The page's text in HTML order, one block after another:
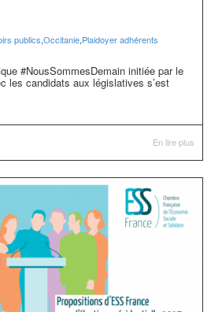
publics,Occitanie,Plaidoyer adhérents
#NousSommesDemain initiée par le
les candidats aux législatives s’est
En lire plus